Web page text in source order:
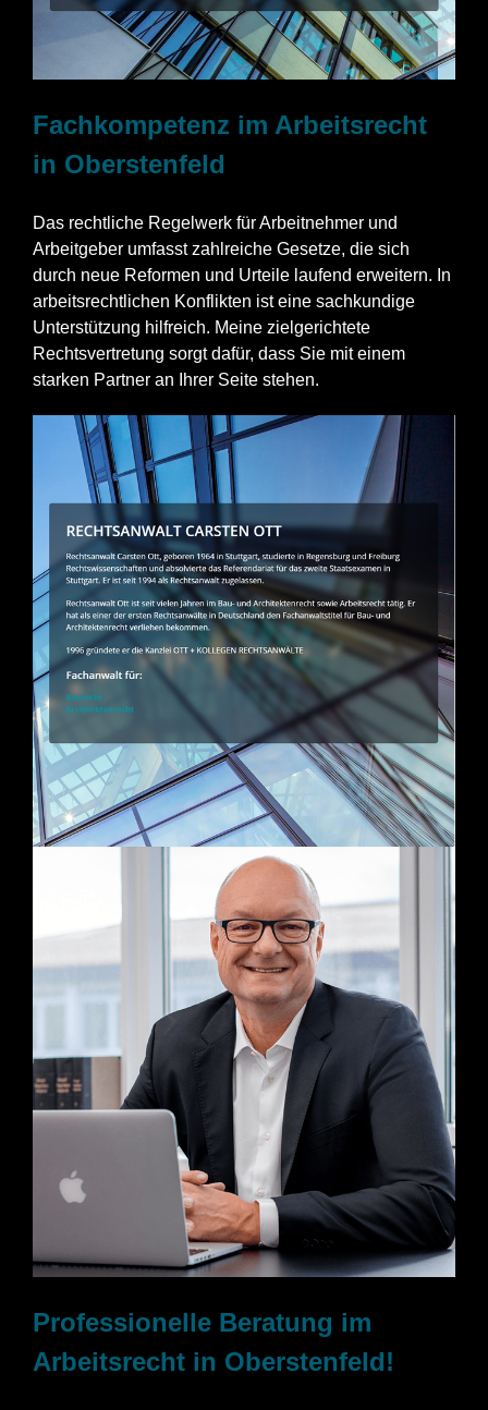
Fachkompetenz im Arbeitsrecht
in Oberstenfeld
Das rechtliche Regelwerk für Arbeitnehmer und
Arbeitgeber umfasst zahlreiche Gesetze, die sich
durch neue Reformen und Urteile laufend erweitern. In
arbeitsrechtlichen Konflikten ist eine sachkundige
Unterstützung hilfreich. Meine zielgerichtete
Rechtsvertretung sorgt dafür, dass Sie mit einem
starken Partner an Ihrer Seite stehen.
Professionelle Beratung im
Arbeitsrecht in Oberstenfeld!